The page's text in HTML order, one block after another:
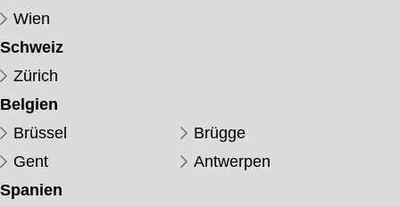
Wien
Schweiz
Zürich
Belgien
Brüssel
Brügge
Gent
Antwerpen
Spanien